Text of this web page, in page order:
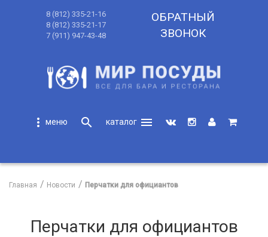
8 (812) 335-21-16
8 (812) 335-21-17
7 (911) 947-43-48
ОБРАТНЫЙ
ЗВОНОК
more_vert search
menu
Главная Новости Перчатки для официантов
Перчатки для официантов